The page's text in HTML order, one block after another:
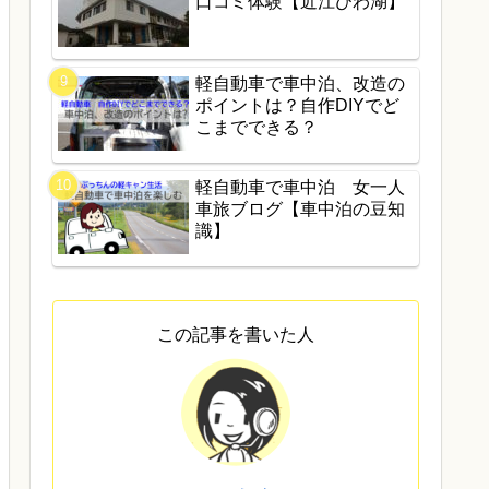
軽自動車で車中泊、改造の
ポイントは？自作DIYでど
こまでできる？
軽自動車で車中泊 女一人
車旅ブログ【車中泊の豆知
識】
この記事を書いた人